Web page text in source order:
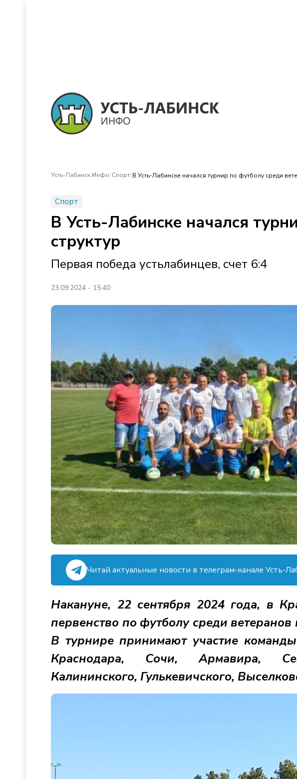
Усть-Лабинск Инфо/Спорт/В Усть-Лабинске начался турнир по футболу среди
Спорт
В Усть-Лабинске начался
структур
Первая победа устьлабинцев, счет 6:4
23.09.2024 - 15:40
Читай актуальные новости в телеграм-канале Усть-
Накануне, 22 сентября 2024 года, в
первенство по футболу среди
В турнире принимают участие
Краснодара, Сочи, Армавира,
Калининского, Гулькевичского,